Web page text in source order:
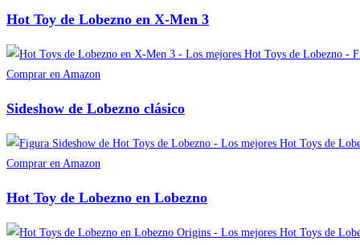
Hot Toy de Lobezno en X-Men 3
Comprar en Amazon
Sideshow de Lobezno clásico
Comprar en Amazon
Hot Toy de Lobezno en Lobezno